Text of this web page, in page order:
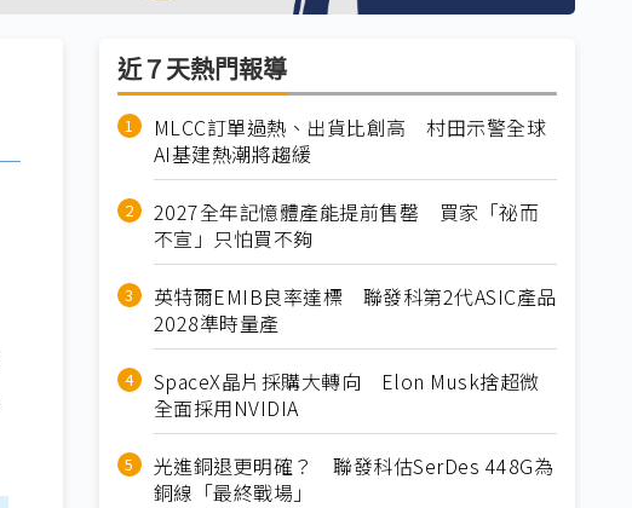
近７天熱門報導
MLCC訂單過熱、出貨比創高 村田示警全球
AI基建熱潮將趨緩
2027全年記憶體產能提前售罄 買家「祕而
不宣」只怕買不夠
英特爾EMIB良率達標 聯發科第2代ASIC產品
2028準時量產
SpaceX晶片採購大轉向 Elon Musk捨超微
全面採用NVIDIA
光進銅退更明確？ 聯發科估SerDes 448G為
銅線「最終戰場」